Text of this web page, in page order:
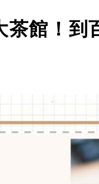
茶館！到